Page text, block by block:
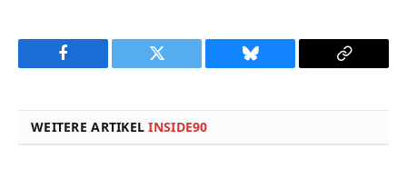
Facebook Twitter Bluesky
Copy
WEITERE ARTIKELINSIDE90